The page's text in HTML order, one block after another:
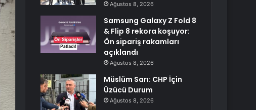
Ağustos 8, 2026
Samsung Galaxy Z Fold 8
& Flip 8 rekora koşuyor:
Ön sipariş rakamları
açıklandı
Ağustos 8, 2026
Müslüm Sarı: CHP İçin
Üzücü Durum
Ağustos 8, 2026